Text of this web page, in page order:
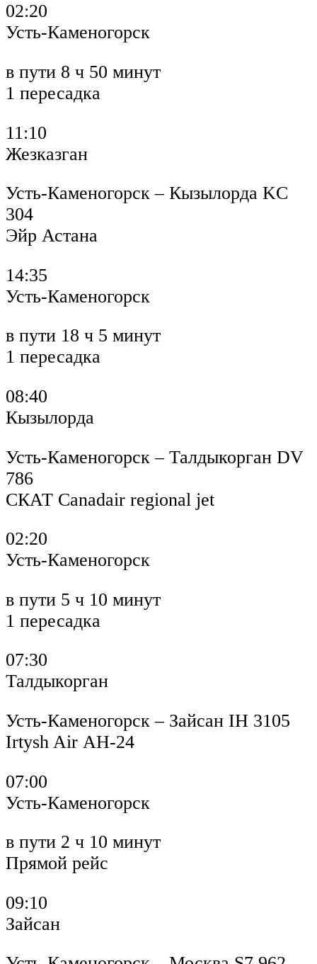
02:20
Усть-Каменогорск
в пути 8 ч 50 минут
1 пересадка
11:10
Жезказган
Усть-Каменогорск – Кызылорда KC
304
Эйр Астана
14:35
Усть-Каменогорск
в пути 18 ч 5 минут
1 пересадка
08:40
Кызылорда
Усть-Каменогорск – Талдыкорган DV
786
СКАТ Canadair regional jet
02:20
Усть-Каменогорск
в пути 5 ч 10 минут
1 пересадка
07:30
Талдыкорган
Усть-Каменогорск – Зайсан IH 3105
Irtysh Air АН-24
07:00
Усть-Каменогорск
в пути 2 ч 10 минут
Прямой рейс
09:10
Зайсан